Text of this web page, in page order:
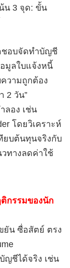
น 3 จุด: ขั้น
ชอบจัดทำบัญชี
มูลใบแจ้งหนี้
วามถูกต้อง
2 วัน”
ลอง เช่น
โดยวิเคราะห์
ยบต้นทุนจริงกับ
ทางลดค่าใช้
กรรมของนัก
ยัน ซื่อสัตย์ ตรง
ญชีได้จริง เช่น